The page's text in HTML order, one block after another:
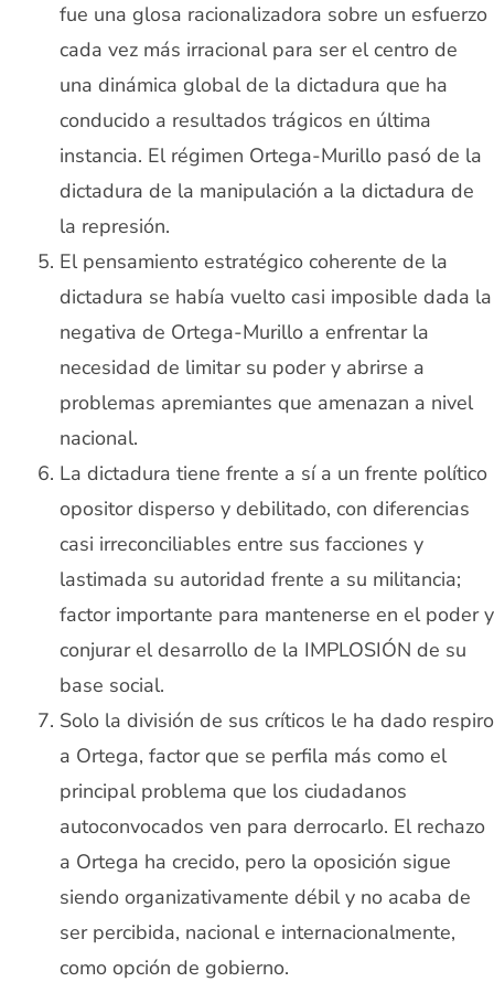
fue una glosa racionalizadora sobre un esfuerzo
cada vez más irracional para ser el centro de
una dinámica global de la dictadura que ha
conducido a resultados trágicos en última
instancia. El régimen Ortega-Murillo pasó de la
dictadura de la manipulación a la dictadura de
la represión.
El pensamiento estratégico coherente de la
dictadura se había vuelto casi imposible dada la
negativa de Ortega-Murillo a enfrentar la
necesidad de limitar su poder y abrirse a
problemas apremiantes que amenazan a nivel
nacional.
La dictadura tiene frente a sí a un frente político
opositor disperso y debilitado, con diferencias
casi irreconciliables entre sus facciones y
lastimada su autoridad frente a su militancia;
factor importante para mantenerse en el poder y
conjurar el desarrollo de la IMPLOSIÓN de su
base social.
Solo la división de sus críticos le ha dado respiro
a Ortega, factor que se perfila más como el
principal problema que los ciudadanos
autoconvocados ven para derrocarlo. El rechazo
a Ortega ha crecido, pero la oposición sigue
siendo organizativamente débil y no acaba de
ser percibida, nacional e internacionalmente,
como opción de gobierno.